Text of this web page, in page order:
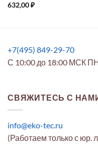
632,00₽
+7(495) 849-29-70
С 10:00 до 18:00 МСК
СВЯЖИТЕСЬ С
info@eko-tec.ru
(Работаем только с юр.